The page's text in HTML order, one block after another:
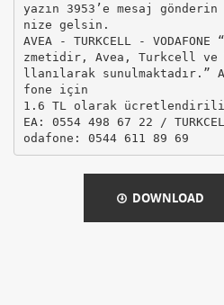
yazın 3953’e mesaj
nize gelsin.
AVEA - TURKCELL -
zmetidir, Avea, Turkcell ve
llanılarak sunulmaktadır.”
fone için
1.6 TL olarak ücretlendirilir.
EA: 0554 498 67 22 /
DOWNLOAD